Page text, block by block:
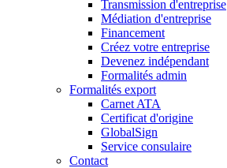
Transmission d'entreprise
Médiation d'entreprise
Financement
Créez votre entreprise
Devenez indépendant
Formalités admin
Formalités export
Carnet ATA
Certificat d'origine
GlobalSign
Service consulaire
Contact